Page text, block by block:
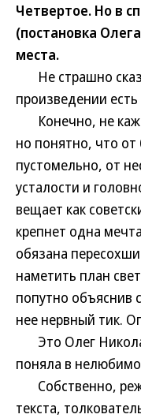
Четвертое. Но в
(постановка
места.
Не страшно
произведении
Конечно, не
но понятно, что от
пустомельно, от
усталости и
вещает как
крепнет одна
обязана
наметить план
попутно объяснив
нее нервный тик.
Это Олег
поняла в
Собственно,
текста,